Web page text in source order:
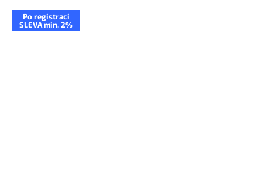
Po registraci
SLEVA min. 2%